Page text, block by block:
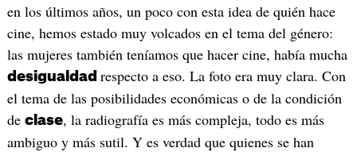
en los últimos años, un poco con esta idea de quién hace
cine, hemos estado muy volcados en el tema del género:
las mujeres también teníamos que hacer cine, había mucha
desigualdad respecto a eso. La foto era muy clara. Con
el tema de las posibilidades económicas o de la condición
de clase, la radiografía es más compleja, todo es más
ambiguo y más sutil. Y es verdad que quienes se han